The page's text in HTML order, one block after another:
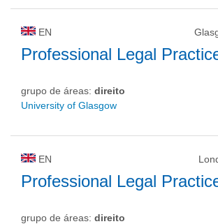
EN
Professional Legal
grupo de áreas: direito
University of Glasgow
EN
Professional Legal
grupo de áreas: direito